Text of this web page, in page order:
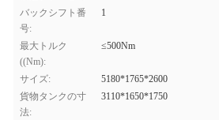
バックシフト番
号:
1
最大トルク
((Nm):
≤500Nm
サイズ:
5180*1765*2600
貨物タンクの寸
法:
3110*1650*1750